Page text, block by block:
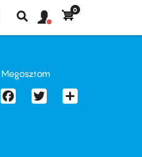
Keresés
fiók
Felhasználói
0
Megosztom
FacebookTwitter